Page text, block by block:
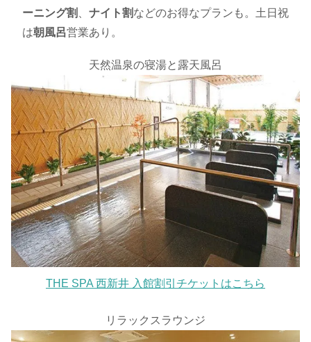
ーニング割
ナイト割などのお得なプランも。土日祝
は朝風呂営業あり。
天然温泉の寝湯と露天風呂
THE SPA 西新井 入館割引チケットはこちら
リラックスラウンジ